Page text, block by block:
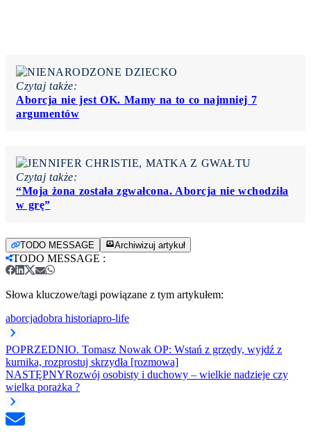
Czytaj także:
Aborcja nie jest OK. Mamy na to co najmniej 7
argumentów
Czytaj także:
“Moja żona została zgwałcona. Aborcja nie wchodziła
w grę”
TODO MESSAGE Archiwizuj artykuł
TODO MESSAGE :
Słowa kluczowe/tagi powiązane z tym artykułem:
aborcjadobra historiapro-life
POPRZEDNIO. Tomasz Nowak OP: Wstań z grzędy, wyjdź z
kurnika, rozprostuj skrzydła [rozmowa]
NASTĘPNYRozwój osobisty i duchowy – wielkie nadzieje czy
wielka porażka ?